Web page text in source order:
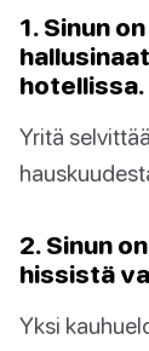
1. Sinun
hotellissa.
Yritä
2. Sinun
hissistä
Yksi